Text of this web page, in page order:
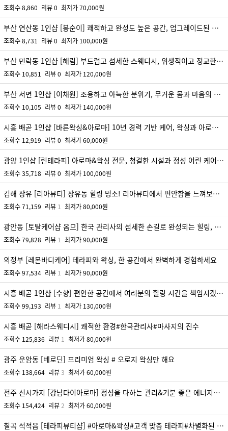
최저가70,000원
리뷰0
조회수8,860
부산 연산동 1인샵 [봉순이] 쾌적하고 완성도 높은 공간, 업그레이드된 섬세한 케어, 쌓인 피로를 완벽하게 풀어보세요.
최저가 100,000원
리뷰0
조회수8,731
부산 민락동 1인샵 [해림] 부드럽고 섬세한 스웨디시, 위생적이고 정교한 브라질리언 왁싱, 편안하게 조용히 쉬어갈 수 있는 나만의 휴식처
최저가 120,000원
리뷰0
조회수 10,851
부산 서면 1인샵 [이채원] 조용하고 아늑한 분위기, 무거운 몸과 마음의 에너지를 든든하게 채워드립니다.
최저가 140,000원
리뷰0
조회수 10,105
시흥 배곧 1인샵 [바른왁싱&아로마] 10년 경력 기반 케어, 왁싱과 아로마 결합, 부담을 줄인 진행 방식
최저가60,000원
리뷰0
조회수 12,919
광양 1인샵 [린테라피] 아로마&왁싱 전문, 청결한 시설과 정성 어린 케어, 최상의 휴식을 약속드립니다.
최저가 100,000원
리뷰0
조회수35,718
김해 장유 [리아뷰티] 장유동 힐링 명소! 리아뷰티에서 편안함을 느껴보세요, 언제 방문하셔도 만족스러운 케어를 약속드립니다
최저가80,000원
리뷰 1
조회수71,159
광안동 [토탈케어샵 옴므] 한국 관리사의 섬세한 손길로 완성되는 힐링, 깨끗한 환경과 정성 어린 손길
최저가90,000원
리뷰 1
조회수79,828
의정부 [레몬바디케어] 테라피와 왁싱, 한 공간에서 완벽하게 경험하세요
최저가90,000원
리뷰 1
조회수97,534
시흥 배곧 1인샵 [수향] 편안한 공간에서 여러분의 힐링 시간을 책임지겠습니다.
최저가 130,000원
리뷰 1
조회수99,193
시흥 배곧 [해라스웨디시] 쾌적한 환경#한국관리사#마사지의 진수
최저가80,000원
리뷰 1
조회수 125,836
광주 운암동 [베로딘] 프리미엄 왁싱 # 오로지 왁싱만 해요
최저가60,000원
리뷰3
조회수 138,664
전주 신시가지 [강남타이아로마] 정성을 다하는 관리&기분 좋은 에너지까지 두마리 토끼를 잡아보세요~
최저가60,000원
리뷰2
조회수 154,424
칠곡 석적읍 [테라피뷰티샵] #아로마&왁싱#고객 맞춤 테라피#차별화된 전문 관리사